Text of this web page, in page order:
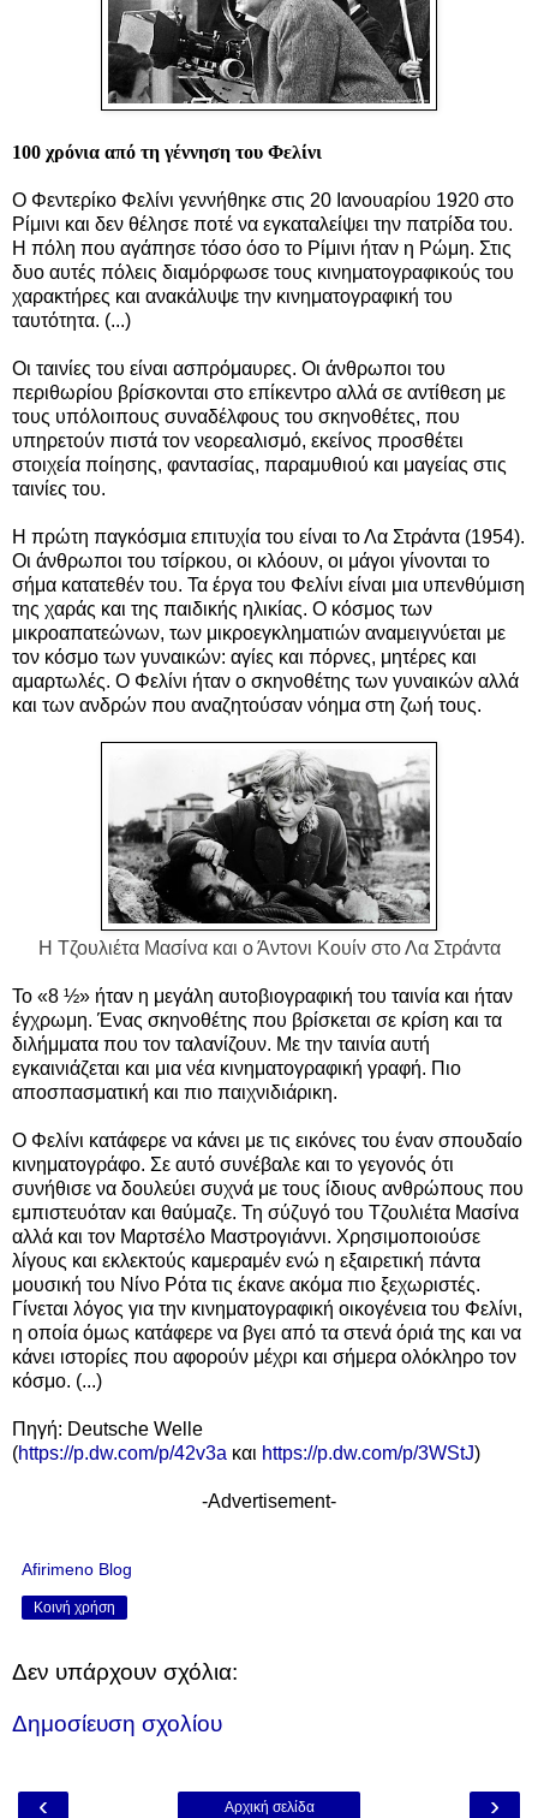
100 χρόνια από τη γέννηση του Φελίνι
Ο Φεντερίκο Φελίνι γεννήθηκε στις 20 Ιανουαρίου 1920 στο
Ρίμινι και δεν θέλησε ποτέ να εγκαταλείψει την πατρίδα του.
Η πόλη που αγάπησε τόσο όσο το Ρίμινι ήταν η Ρώμη. Στις
δυο αυτές πόλεις διαμόρφωσε τους κινηματογραφικούς του
χαρακτήρες και ανακάλυψε την κινηματογραφική του
ταυτότητα. (...)
Οι ταινίες του είναι ασπρόμαυρες. Οι άνθρωποι του
περιθωρίου βρίσκονται στο επίκεντρο αλλά σε αντίθεση με
τους υπόλοιπους συναδέλφους του σκηνοθέτες, που
υπηρετούν πιστά τον νεορεαλισμό, εκείνος προσθέτει
στοιχεία ποίησης, φαντασίας, παραμυθιού και μαγείας στις
ταινίες του.
Η πρώτη παγκόσμια επιτυχία του είναι το Λα Στράντα (1954).
Οι άνθρωποι του τσίρκου, οι κλόουν, οι μάγοι γίνονται το
σήμα κατατεθέν του. Τα έργα του Φελίνι είναι μια υπενθύμιση
της χαράς και της παιδικής ηλικίας. Ο κόσμος των
μικροαπατεώνων, των μικροεγκληματιών αναμειγνύεται με
τον κόσμο των γυναικών: αγίες και πόρνες, μητέρες και
αμαρτωλές. Ο Φελίνι ήταν ο σκηνοθέτης των γυναικών αλλά
και των ανδρών που αναζητούσαν νόημα στη ζωή τους.
H Τζουλιέτα Μασίνα και ο Άντονι Κουίν στο Λα Στράντα
Το «8 ½» ήταν η μεγάλη αυτοβιογραφική του ταινία και ήταν
έγχρωμη. Ένας σκηνοθέτης που βρίσκεται σε κρίση και τα
διλήμματα που τον ταλανίζουν. Με την ταινία αυτή
εγκαινιάζεται και μια νέα κινηματογραφική γραφή. Πιο
αποσπασματική και πιο παιχνιδιάρικη.
Ο Φελίνι κατάφερε να κάνει με τις εικόνες του έναν σπουδαίο
κινηματογράφο. Σε αυτό συνέβαλε και το γεγονός ότι
συνήθισε να δουλεύει συχνά με τους ίδιους ανθρώπους που
εμπιστευόταν και θαύμαζε. Τη σύζυγό του Τζουλιέτα Μασίνα
αλλά και τον Μαρτσέλο Μαστρογιάννι. Χρησιμοποιούσε
λίγους και εκλεκτούς καμεραμέν ενώ η εξαιρετική πάντα
μουσική του Νίνο Ρότα τις έκανε ακόμα πιο ξεχωριστές.
Γίνεται λόγος για την κινηματογραφική οικογένεια του Φελίνι,
η οποία όμως κατάφερε να βγει από τα στενά όριά της και να
κάνει ιστορίες που αφορούν μέχρι και σήμερα ολόκληρο τον
κόσμο. (...)
Πηγή: Deutsche Welle
(https://p.dw.com/p/42v3a και https://p.dw.com/p/3WStJ)
-Advertisement-
Afirimeno Blog
Κοινή χρήση
Δεν υπάρχουν σχόλια:
Δημοσίευση σχολίου
‹ ›
Αρχική σελίδα